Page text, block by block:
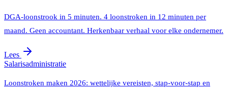
DGA-loonstrook in 5 minuten. 4 loonstroken in 12 minuten per
maand. Geen accountant. Herkenbaar verhaal voor elke ondernemer.
Lees
Salarisadministratie
Loonstroken maken 2026: wettelijke vereisten, stap-voor-stap en